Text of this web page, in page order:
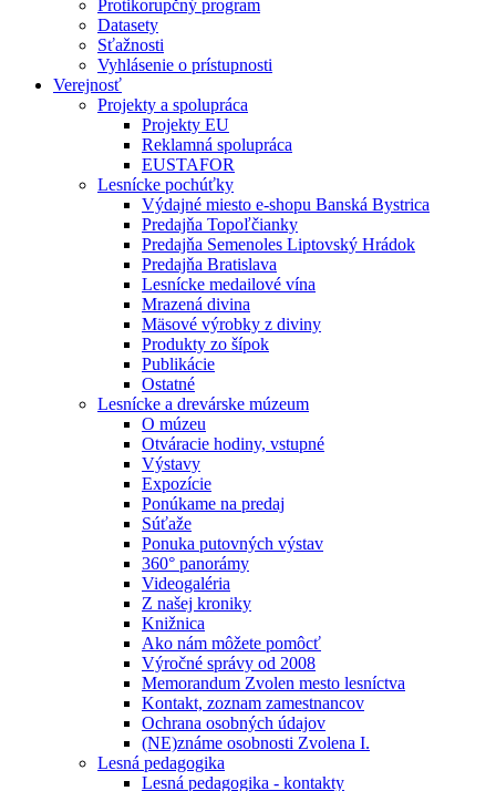
Protikorupčný program
Datasety
Sťažnosti
Vyhlásenie o prístupnosti
Verejnosť
Projekty a spolupráca
Projekty EU
Reklamná spolupráca
EUSTAFOR
Lesnícke pochúťky
Výdajné miesto e-shopu Banská Bystrica
Predajňa Topoľčianky
Predajňa Semenoles Liptovský Hrádok
Predajňa Bratislava
Lesnícke medailové vína
Mrazená divina
Mäsové výrobky z diviny
Produkty zo šípok
Publikácie
Ostatné
Lesnícke a drevárske múzeum
O múzeu
Otváracie hodiny, vstupné
Výstavy
Expozície
Ponúkame na predaj
Súťaže
Ponuka putovných výstav
360° panorámy
Videogaléria
Z našej kroniky
Knižnica
Ako nám môžete pomôcť
Výročné správy od 2008
Memorandum Zvolen mesto lesníctva
Kontakt, zoznam zamestnancov
Ochrana osobných údajov
(NE)známe osobnosti Zvolena I.
Lesná pedagogika
Lesná pedagogika - kontakty